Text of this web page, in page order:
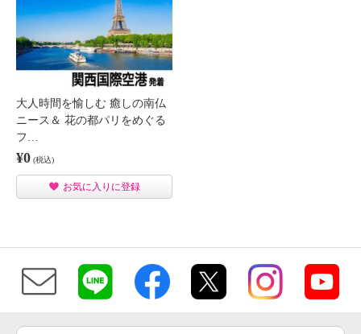
大人時間を愉しむ 癒しの南仏
ニース＆ 花の都パリをめぐる
フ…
¥0 (税込)
お気に入りに登録